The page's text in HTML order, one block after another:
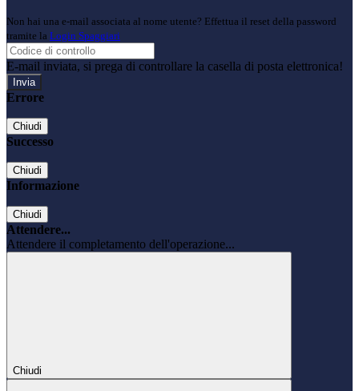
Non hai una e-mail associata al nome utente? Effettua il reset della password
tramite la Login Spaggiari
E-mail inviata, si prega di controllare la casella di posta elettronica!
Errore
Chiudi
Successo
Chiudi
Informazione
Chiudi
Attendere...
Attendere il completamento dell'operazione...
Chiudi